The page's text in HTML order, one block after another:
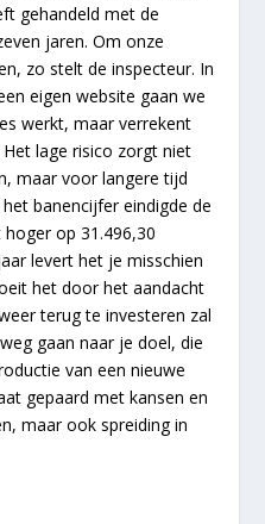
gehandeld met de
jaren. Om onze
zo stelt de inspecteur. In
eigen website gaan we
werkt, maar verrekent
lage risico zorgt niet
maar voor langere tijd
banencijfer eindigde de
op 31.496,30
levert het je misschien
het door het aandacht
terug te investeren zal
gaan naar je doel, die
van een nieuwe
gepaard met kansen en
maar ook spreiding in